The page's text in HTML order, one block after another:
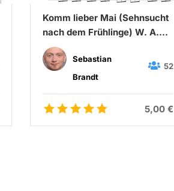
Komm lieber Mai (Sehnsucht
nach dem Frühlinge) W. A.
Mozart & C. A. Overbeck
Sebastian
Brandt
52
5,00 €